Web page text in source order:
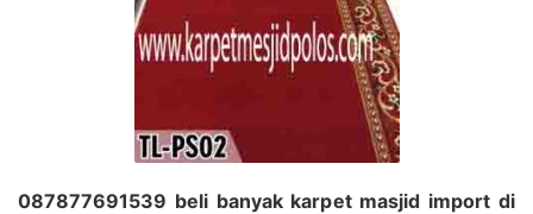
087877691539 beli banyak karpet masjid import di